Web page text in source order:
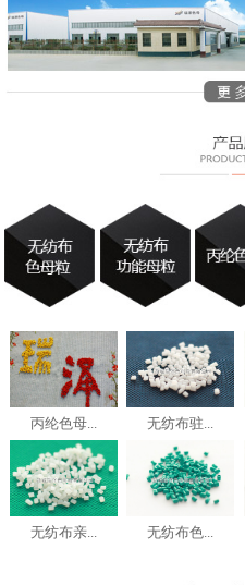
丙纶色母... 无纺布驻...
无纺布亲... 无纺布色...